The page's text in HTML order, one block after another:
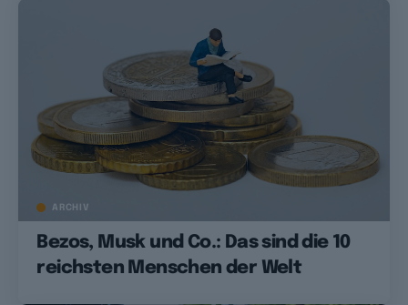
ARCHIV
Bezos, Musk und Co.: Das sind die 10
reichsten Menschen der Welt